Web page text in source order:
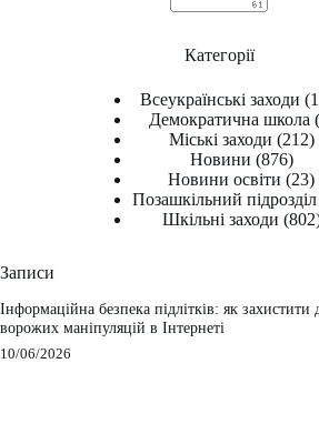
Категорії
Всеукраїнські заходи
Демократична школа
Міські заходи (212)
Новини (876)
Новини освіти (23)
Позашкільний підрозділ
Шкільні заходи
Записи
Інформаційна безпека підлітків: як захистити
ворожих маніпуляцій в Інтернеті
10/06/2026